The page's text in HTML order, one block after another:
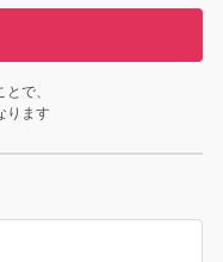
で、
ります